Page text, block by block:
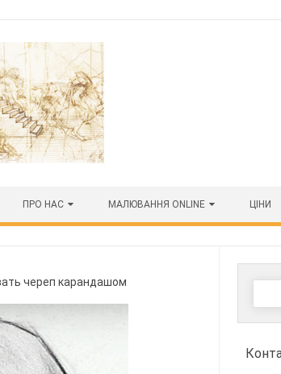
ПРО НАС МАЛЮВАННЯ ONLINE ЦІНИ
череп карандашом